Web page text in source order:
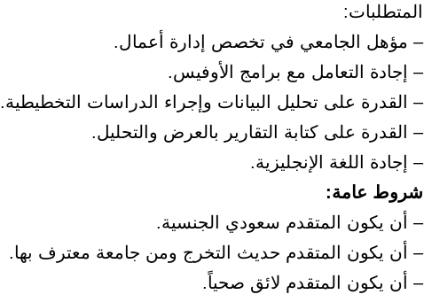
المتطلبات:
– مؤهل الجامعي في تخصص إدارة أعمال.
– إجادة التعامل مع برامج الأوفيس.
– القدرة على تحليل البيانات وإجراء الدراسات التخطيطية.
– القدرة على كتابة التقارير بالعرض والتحليل.
– إجادة اللغة الإنجليزية.
شروط عامة:
– أن يكون المتقدم سعودي الجنسية.
– أن يكون المتقدم حديث التخرج ومن جامعة معترف بها.
– أن يكون المتقدم لائق صحياً.